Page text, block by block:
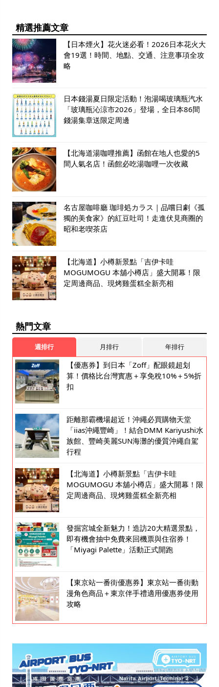
精選推薦文章
【日本煙火】花火迷必看！2026日本花火大
會19選！時間、地點、交通、注意事項全攻
略
日本錢湯夏日限定活動！泡湯喝玻璃瓶汽水
「玻璃瓶沁涼市2026」登場，全日本86間
錢湯集章送限定周邊
【北海道湯咖哩推薦】函館在地人也愛的5
間人氣名店！函館必吃湯咖哩一次收藏
名古屋咖啡廳 珈琲処カラス｜品嚐日劇《孤
獨的美食家》的紅豆吐司！走進伏見商圈的
昭和老喫茶店
【北海道】小樽新景點「吉伊卡哇
MOGUMOGU 本舖小樽店」盛大開幕！限
定周邊商品、現烤雞蛋糕全新亮相
熱門文章
週排行 月排行 年排行
【優惠券】到日本「Zoff」配眼鏡超划
算！價格比台灣實惠＋享免稅10%＋5%折
扣
距離那霸機場超近！沖繩必買購物天堂
「iias沖繩豐崎」！結合DMM Kariyushi水
族館、豐崎美麗SUN海灘的優質沖繩自駕
行程
【北海道】小樽新景點「吉伊卡哇
MOGUMOGU 本舖小樽店」盛大開幕！限
定周邊商品、現烤雞蛋糕全新亮相
發掘宮城全新魅力！造訪20大精選景點，
即有機會抽中免費來回機票與住宿券！
「Miyagi Palette」活動正式開跑
【東京站一番街優惠券】東京站一番街動
漫角色商品＋東京伴手禮適用優惠券使用
攻略